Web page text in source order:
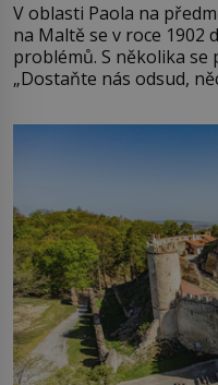
V oblasti Paola na
na Maltě se v roce 1902
problémů. S několika
„Dostaňte nás odsud,